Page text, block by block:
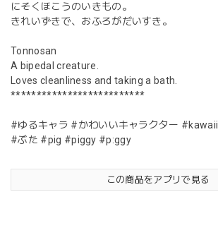
にそくほこうのいきもの。
きれいずきで、おふろがだいすき。
Tonnosan
A bipedal creature.
Loves cleanliness and taking a bath.
**************************
#ゆるキャラ #かわいいキャラクター #kawaii
#ぶた #pig #piggy #p:ggy
この商品をアプリで見る